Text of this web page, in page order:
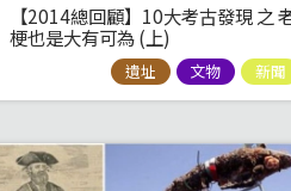
【2014總回顧】10大考古發現 之
梗也是大有可為 (上)
遺址 文物 新聞